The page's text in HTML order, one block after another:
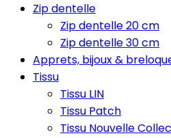
Zip dentelle
Zip dentelle 20 cm
Zip dentelle 30 cm
Apprets, bijoux &
Tissu
Tissu LIN
Tissu Patch
Tissu Nouvelle